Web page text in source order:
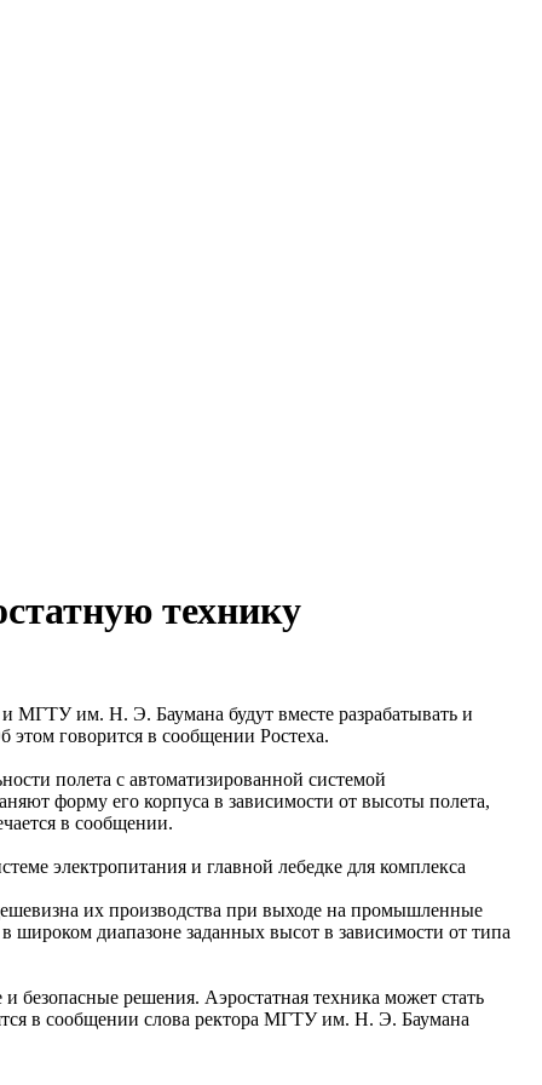
технику
МГТУ им. Н. Э. Баумана будут вместе разрабатывать и
этом говорится в сообщении Ростеха.
полета с автоматизированной системой
форму его корпуса в зависимости от высоты полета,
в сообщении.
электропитания и главной лебедке для комплекса
их производства при выходе на промышленные
широком диапазоне заданных высот в зависимости от типа
безопасные решения. Аэростатная техника может стать
в сообщении слова ректора МГТУ им. Н. Э. Баумана